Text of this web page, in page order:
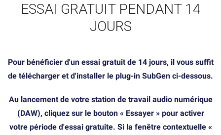
ESSAI GRATUIT PENDANT 14
JOURS
Pour bénéficier d'un essai gratuit de 14 jours, il vous suffit
de télécharger et d'installer le plug-in SubGen ci-dessous.
Au lancement de votre station de travail audio numérique
(DAW), cliquez sur le bouton « Essayer » pour activer
votre période d'essai gratuite. Si la fenêtre contextuelle «